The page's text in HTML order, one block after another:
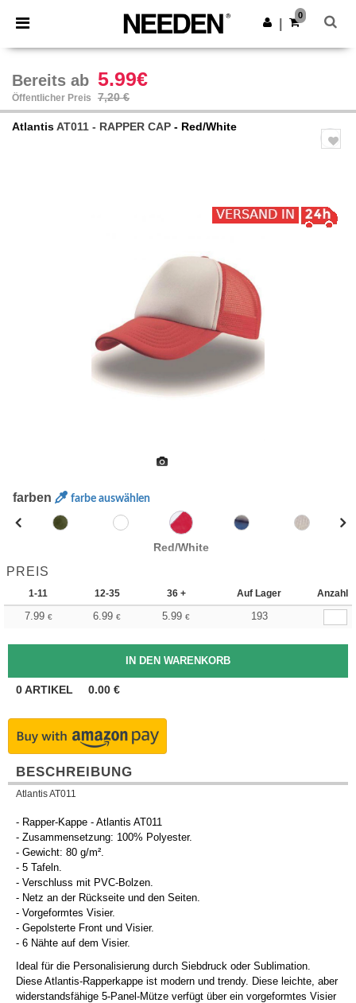
× Needen App
Bessere Preise in der App!
App holen
0
Bereits ab 5.99€
Öffentlicher Preis 7,20 €
AtlantisAT011 - RAPPER CAP - Red/White
farben farbe auswählen
Red/White
PREIS
1-11 12-35 36 + Auf Lager Anzahl
7.99 € 6.99 € 5.99 € 193
0ARTIKEL 0.00 €
BESCHREIBUNG
Atlantis AT011
- Rapper-Kappe - Atlantis AT011
- Zusammensetzung: 100% Polyester.
- Gewicht: 80 g/m².
- 5 Tafeln.
- Verschluss mit PVC-Bolzen.
- Netz an der Rückseite und den Seiten.
- Vorgeformtes Visier.
- Gepolsterte Front und Visier.
- 6 Nähte auf dem Visier.
Ideal für die Personalisierung durch Siebdruck oder Sublimation.
Diese Atlantis-Rapperkappe ist modern und trendy. Diese leichte, aber
widerstandsfähige 5-Panel-Mütze verfügt über ein vorgeformtes Visier